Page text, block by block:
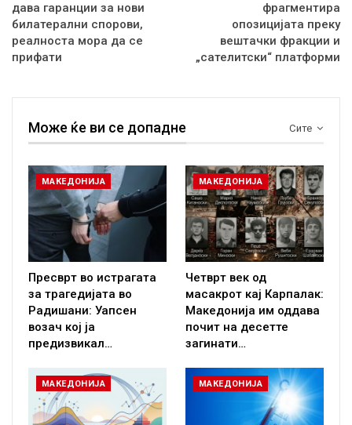
дава гаранции за нови
билатерални спорови,
реалноста мора да се
прифати
фрагментира
опозицијата преку
вештачки фракции и
„сателитски“ платформи
Сите
Може ќе ви се допадне
МАКЕДОНИЈА
Пресврт во истрагата
за трагедијата во
Радишани: Уапсен
возач кој ја
предизвикал…
МАКЕДОНИЈА
Четврт век од
масакрот кај Карпалак:
Македонија им оддава
почит на десетте
загинати…
МАКЕДОНИЈА МАКЕДОНИЈА